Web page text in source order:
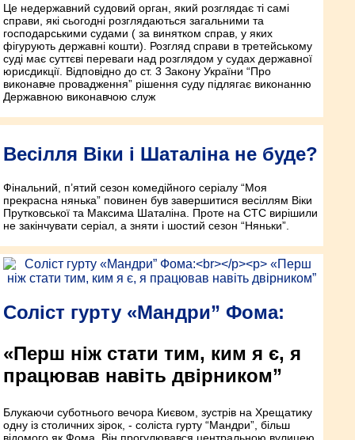
Це недержавний судовий орган, який розглядає ті самі
справи, які сьогодні розглядаються загальними та
господарськими судами ( за винятком справ, у яких
фігурують державні кошти). Розгляд справи в третейському
суді має суттєві переваги над розглядом у судах державної
юрисдикції. Відповідно до ст. 3 Закону України “Про
виконавче провадження” рішення суду підлягає виконанню
Державною виконавчою служ
Весілля Віки і Шаталіна не буде?
Фінальний, п’ятий сезон комедійного серіалу “Моя
прекрасна нянька” повинен був завершитися весіллям Віки
Прутковської та Максима Шаталіна. Проте на СТС вирішили
не закінчувати серіал, а зняти і шостий сезон “Няньки”.
Соліст гурту «Мандри” Фома:
«Перш ніж стати тим, ким я є, я
працював навіть двірником”
Блукаючи суботнього вечора Києвом, зустрів на Хрещатику
одну із столичних зірок, - соліста гурту “Мандри”, більш